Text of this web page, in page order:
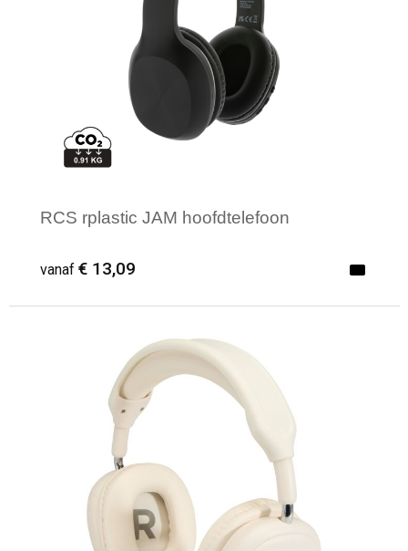
RCS rplastic JAM hoofdtelefoon
vanaf € 13,09
Minimale afname: 1